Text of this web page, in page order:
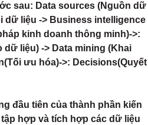
sau: Data sources (Nguồn dữ
dữ liệu -> Business intelligence
kinh doanh thông minh)->:
dữ liệu) -> Data mining (Khai
ưu hóa)->: Decisions(Quyết
đầu tiên của thành phần kiến
hợp và tích hợp các dữ liệu